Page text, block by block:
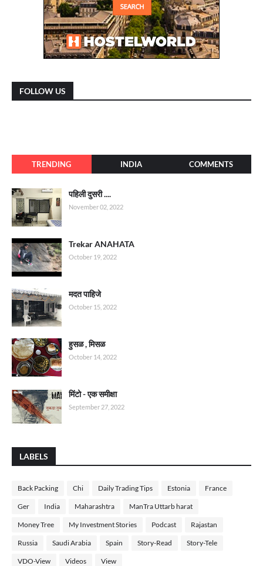
FOLLOW US
TRENDING INDIA COMMENTS
पहिली दुसरी ....
November 02, 2022
Trekar ANAHATA
October 19, 2022
मदत पाहिजे
October 15, 2022
हुसळ , मिसळ
October 14, 2022
मिंटो - एक समीक्षा
September 27, 2022
LABELS
Back Packing Chi Daily Trading Tips Estonia France
Ger India Maharashtra ManTra Uttarb harat
Money Tree My Investment Stories Podcast Rajastan
Russia Saudi Arabia Spain Story-Read Story-Tele
VDO-View Videos View